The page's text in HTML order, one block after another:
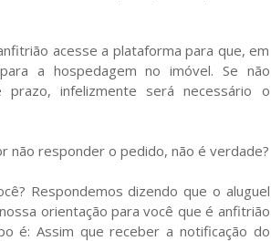
acesse a plataforma para que, em
a hospedagem no imóvel. Se não
infelizmente será necessário o
não responder o pedido, não é verdade?
Respondemos dizendo que o aluguel
orientação para você que é anfitrião
é: Assim que receber a notificação do